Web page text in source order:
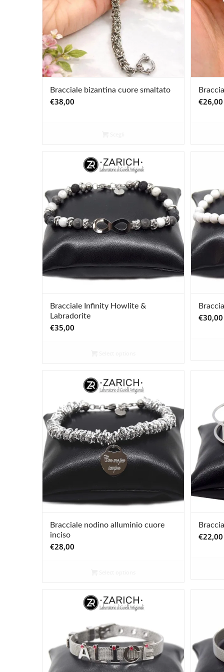
Bracciale bizantina cuore smaltato
€38,00 €26,00
Bracciale Infinity Howlite &
Labradorite
€35,00
€30,00
Bracciale nodino alluminio cuore
inciso
€28,00
€22,00